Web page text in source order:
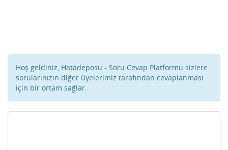
Hoş geldiniz, Hatadeposu - Soru Cevap Platformu sizlere
sorularınızın diğer üyelerimiz tarafından cevaplanması
için bir ortam sağlar.